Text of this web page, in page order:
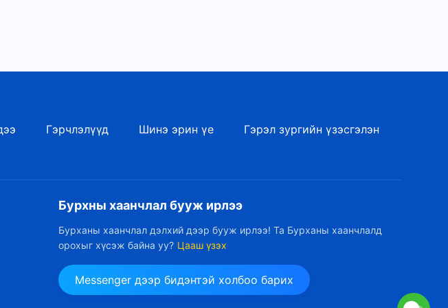
эрж хайн,
Бурханыг үнэхээр
Гэрчлэлүүд Шинэ эрин үе
Гэрэл зургийн үзэсгэлэн
Бурхны хаанчлал бууж ирлээ
Бурханы хаанчлал дэлхий дээр бууж ирлээ! Та Бурханы хаанчлалд
орохыг хүсэж байна уу? Цааш үзэх
Messenger дээр бидэнтэй холбоо барих